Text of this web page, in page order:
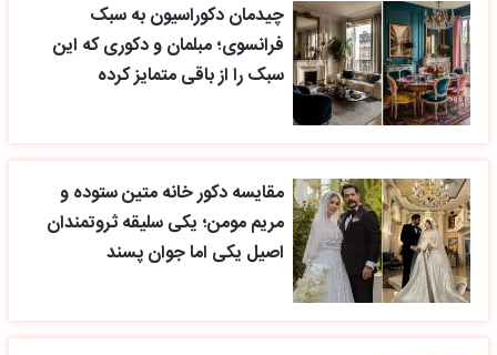
چیدمان دکوراسیون به سبک
فرانسوی؛ مبلمان و دکوری که این
سبک را از باقی متمایز کرده
مقایسه دکور خانه متین ستوده و
مریم مومن؛ یکی سلیقه ثروتمندان
اصیل یکی اما جوان پسند